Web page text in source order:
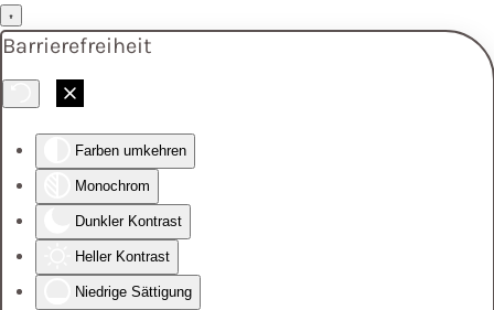
Barrierefreiheit
Farben umkehren
Monochrom
Dunkler Kontrast
Heller Kontrast
Niedrige Sättigung